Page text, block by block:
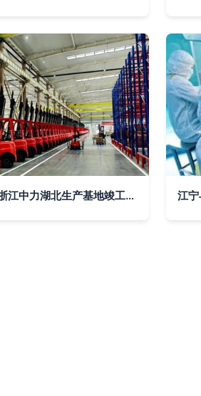
布局荆楚辐射中西部 浙江中力湖北生产基地竣工，首车下线推动通信技术革新